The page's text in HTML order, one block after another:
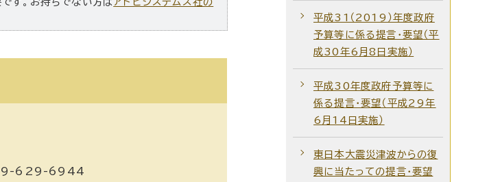
629-6944
平成31（2019）年度政府
予算等に係る提言・要望（平
成30年6月8日実施）
平成30年度政府予算等に
係る提言・要望（平成29年
6月14日実施）
東日本大震災津波からの復
興に当たっての提言・要望